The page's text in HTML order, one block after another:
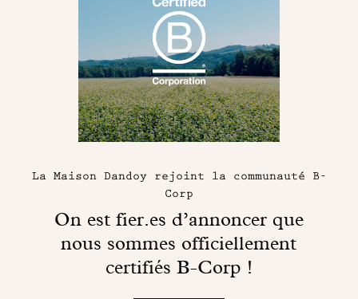
La Maison Dandoy rejoint la communauté B-
Corp
On est fier.es d’annoncer que
nous sommes officiellement
certifiés B-Corp !